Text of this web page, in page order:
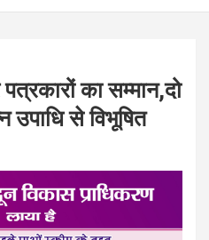
का सम्मान,दो
उपाधि से विभूषित